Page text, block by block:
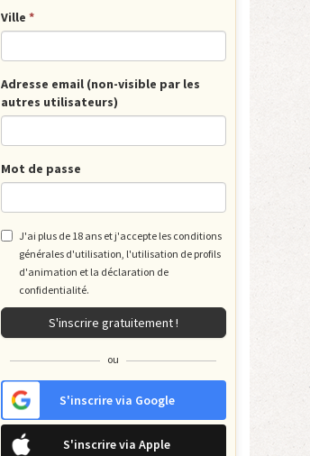
Ville *
Adresse email (non-visible par les
autres utilisateurs)
Mot de passe
J'ai plus de 18 ans et j'accepte les conditions
générales d'utilisation, l'utilisation de profils
d'animation et la déclaration de
confidentialité.
S'inscrire gratuitement !
ou
S'inscrire via Google
S'inscrire via Apple